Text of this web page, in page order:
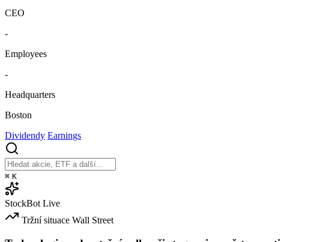
CEO
-
Employees
-
Headquarters
Boston
Dividendy Earnings
⌘ K
StockBot Live
Tržní situace Wall Street